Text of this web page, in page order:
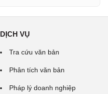
DỊCH VỤ
Tra cứu văn bản
Phân tích văn bản
Pháp lý doanh nghiệp